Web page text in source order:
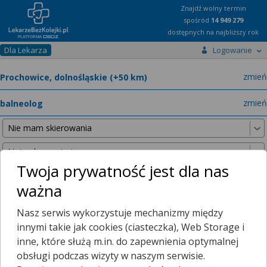
Znajdź wolny termin
spośród 14 949 279
dostępnych na najbliższy rok
Dla Lekarza Logowanie
zmień
zmień
Nie znaleźliśmy żadnych lekarzy w promieniu25 km , dlatego
zwiększyliśmy promień wyszukiwania do
50 km
Twoja prywatność jest dla nas
ważna
Nasz serwis wykorzystuje mechanizmy między
innymi takie jak cookies (ciasteczka), Web Storage i
inne, które służą m.in. do zapewnienia optymalnej
obsługi podczas wizyty w naszym serwisie.